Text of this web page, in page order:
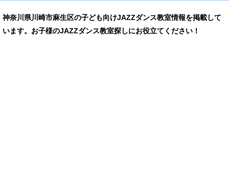
神奈川県川崎市麻生区の子ども向けJAZZダンス教室情報を掲載して
います。お子様のJAZZダンス教室探しにお役立てください！